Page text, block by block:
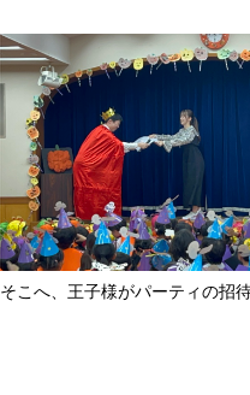
そこへ、王子様がパーティの招